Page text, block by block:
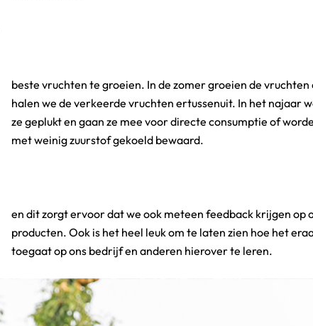
met weinig zuurstof gekoeld bewaard.
toegaat op ons bedrijf en anderen hierover te leren.